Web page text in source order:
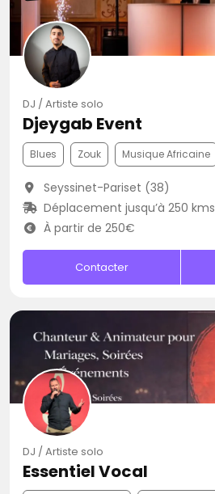
DJ / Artiste solo
Djeygab Event
Blues Zouk Musique Africaine
Seyssinet-Pariset (38)
Déplacement jusqu’à 250 kms
À partir de 250€
Contacter
DJ / Artiste solo
Essentiel Vocal